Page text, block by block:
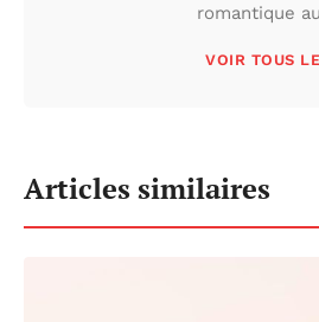
romantique
VOIR TOUS
Articles similaires